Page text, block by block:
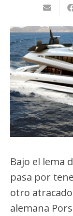
Bajo el lema
pasa por
otro
alemana